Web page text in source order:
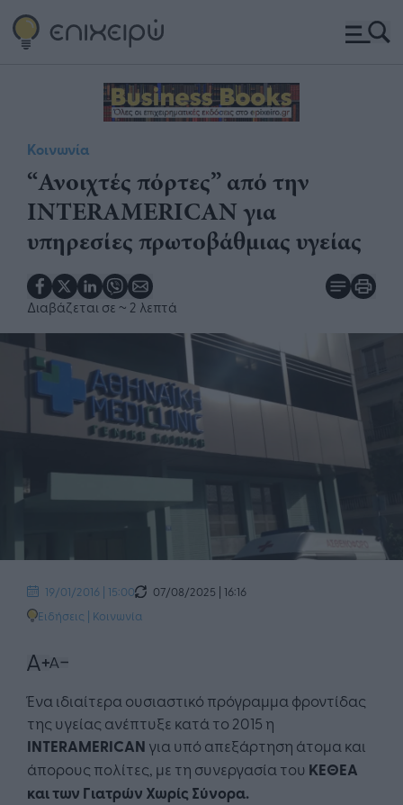
Κοινωνία
“Ανοιχτές πόρτες” από την
INTERAMERICAN για
υπηρεσίες πρωτοβάθμιας υγείας
Διαβάζεται σε ~ 2 λεπτά
19/01/2016 | 15:00
07/08/2025 | 16:16
Ειδήσεις | Κοινωνία
Ένα ιδιαίτερα ουσιαστικό πρόγραμμα φροντίδας
της υγείας ανέπτυξε κατά το 2015 η
INTERAMERICAN για υπό απεξάρτηση άτομα και
άπορους πολίτες, με τη συνεργασία του ΚΕΘΕΑ
και των Γιατρών Χωρίς Σύνορα.